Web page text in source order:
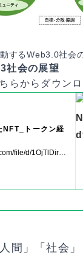
するWeb3.0社会
社会の展望
らからダウンロ
NFT_トークン経
file/d/1OjTlDirPZ
人間」「社会